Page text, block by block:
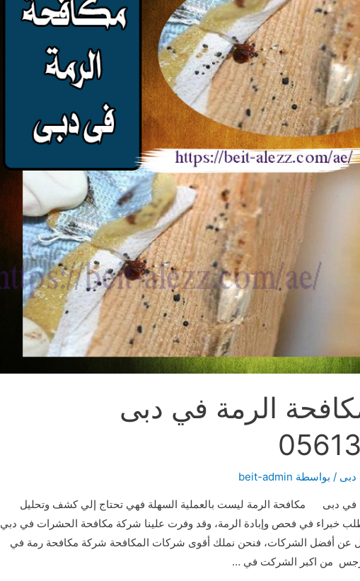
الرمة في دبى
/ بواسطة beit-admin
في دبى مكافحة الرمة ليست بالعملية السهلة فهي تحتاج إلي كشف وتحليل
خبراء في فحص وإبادة الرمة، وقد وفرت علينا شركة مكافحة الحشرات في دبي
عن أفضل الشركات، فنحن نملك أقوى شركات المكافحة شركة مكافحة رمة في
من اكبر الشركت في …